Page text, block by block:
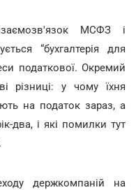
МСФЗ і
“бухгалтерія для
податкової. Окремий
різниці: у чому їхня
на податок зараз, а
два, і які помилки тут
держкомпаній на